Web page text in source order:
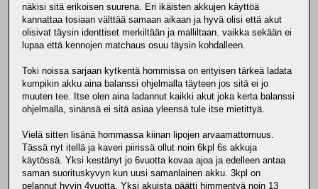
näkisi sitä erikoisen suurena. Eri ikäisten akkujen käyttöä
kannattaa tosiaan välttää samaan aikaan ja hyvä olisi että akut
olisivat täysin identtiset merkiltään ja malliltaan. vaikka sekään ei
lupaa että kennojen matchaus osuu täysin kohdalleen.
Toki noissa sarjaan kytkentä hommissa on erityisen tärkeä ladata
kumpikin akku aina balanssi ohjelmalla täyteen jos sitä ei jo
muuten tee. Itse olen aina ladannut kaikki akut joka kerta balanssi
ohjelmalla, sinänsä ei sitä asiaa yleensä tule itse mietittyä.
Vielä sitten lisänä hommassa kiinan lipojen arvaamattomuus.
Tässä nyt itellä ja kaveri piirissä ollut noin 6kpl 6s akkuja
käytössä. Yksi kestänyt jo 6vuotta kovaa ajoa ja edelleen antaa
saman suorituskyvyn kun uusi samanlainen akku. 3kpl on
pelannut hyvin 4vuotta. Yksi akuista päätti himmentyä noin 13